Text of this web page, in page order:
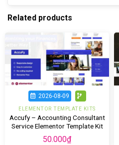
Related products
2026-08-09
ELEMENTOR TEMPLATE KITS
Accufy – Accounting Consultant
Service Elementor Template Kit
50.000₫